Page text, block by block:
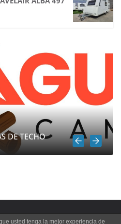
DE TECHO
. All rights reserved.
usted tenga la mejor experiencia de